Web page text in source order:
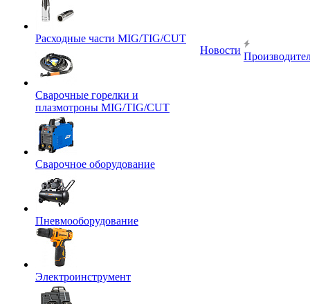
Расходные части MIG/TIG/CUT
Сварочные горелки и
плазмотроны MIG/TIG/CUT
Сварочное оборудование
Пневмооборудование
Электроинструмент
Новости